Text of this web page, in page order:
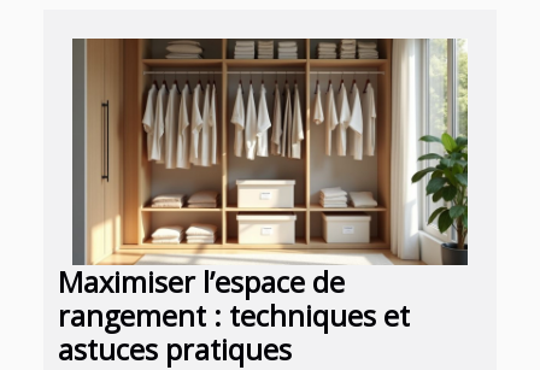
Maximiser l’espace de
rangement : techniques et
astuces pratiques